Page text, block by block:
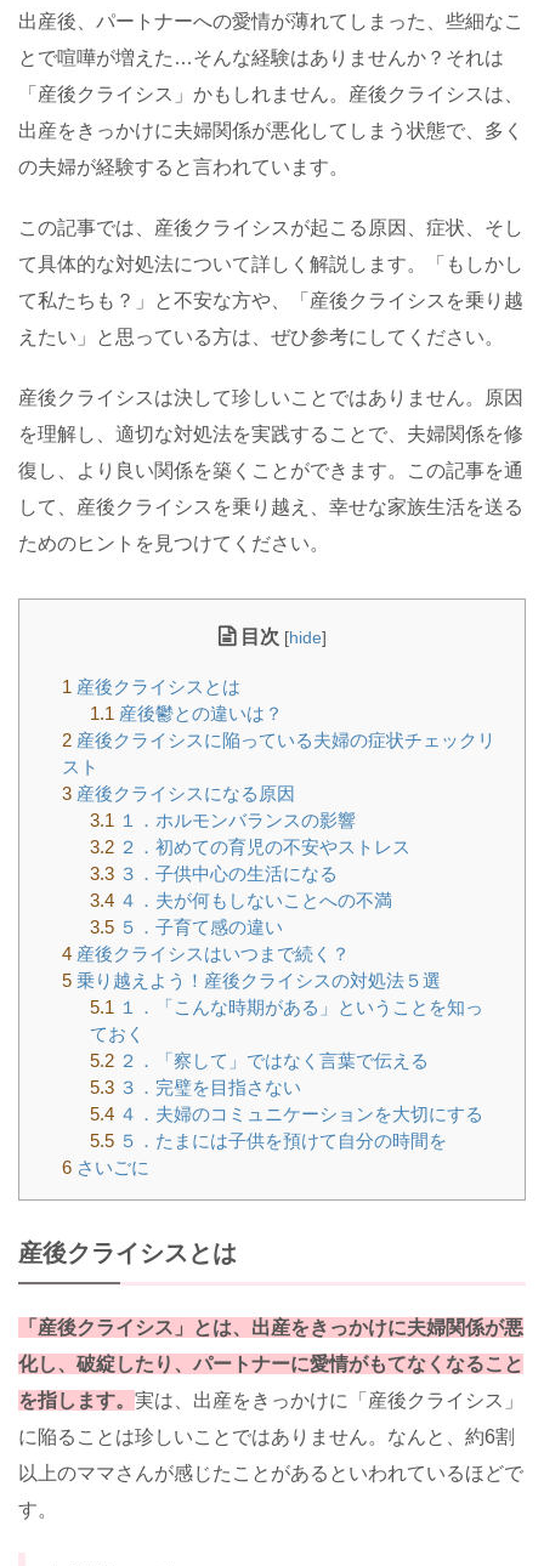
出産後、パートナーへの愛情が薄れてしまった、些細なこ
とで喧嘩が増えた…そんな経験はありませんか？それは
「産後クライシス」かもしれません。産後クライシスは、
出産をきっかけに夫婦関係が悪化してしまう状態で、多く
の夫婦が経験すると言われています。
この記事では、産後クライシスが起こる原因、症状、そし
て具体的な対処法について詳しく解説します。「もしかし
て私たちも？」と不安な方や、「産後クライシスを乗り越
えたい」と思っている方は、ぜひ参考にしてください。
産後クライシスは決して珍しいことではありません。原因
を理解し、適切な対処法を実践することで、夫婦関係を修
復し、より良い関係を築くことができます。この記事を通
して、産後クライシスを乗り越え、幸せな家族生活を送る
ためのヒントを見つけてください。
目次 [hide]
1 産後クライシスとは
1.1 産後鬱との違いは？
2 産後クライシスに陥っている夫婦の症状チェックリ
スト
3 産後クライシスになる原因
3.1 １．ホルモンバランスの影響
3.2２．初めての育児の不安やストレス
3.3３．子供中心の生活になる
3.4４．夫が何もしないことへの不満
3.5５．子育て感の違い
4 産後クライシスはいつまで続く？
5 乗り越えよう！産後クライシスの対処法５選
5.1 １．「こんな時期がある」ということを知っ
ておく
5.2２．「察して」ではなく言葉で伝える
5.3３．完璧を目指さない
5.4４．夫婦のコミュニケーションを大切にする
5.5５．たまには子供を預けて自分の時間を
6 さいごに
産後クライシスとは
「産後クライシス」とは、出産をきっかけに夫婦関係が悪
化し、破綻したり、パートナーに愛情がもてなくなること
を指します。 実は、出産をきっかけに「産後クライシス」
に陥ることは珍しいことではありません。なんと、約6割
以上のママさんが感じたことがあるといわれているほどで
す。